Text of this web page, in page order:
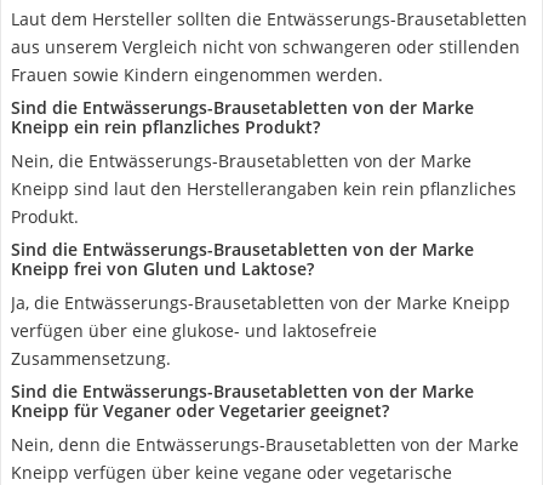
Laut dem Hersteller sollten die Entwässerungs-Brausetabletten
aus unserem Vergleich nicht von schwangeren oder stillenden
Frauen sowie Kindern eingenommen werden.
Sind die Entwässerungs-Brausetabletten von der Marke
Kneipp ein rein pflanzliches Produkt?
Nein, die Entwässerungs-Brausetabletten von der Marke
Kneipp sind laut den Herstellerangaben kein rein pflanzliches
Produkt.
Sind die Entwässerungs-Brausetabletten von der Marke
Kneipp frei von Gluten und Laktose?
Ja, die Entwässerungs-Brausetabletten von der Marke Kneipp
verfügen über eine glukose- und laktosefreie
Zusammensetzung.
Sind die Entwässerungs-Brausetabletten von der Marke
Kneipp für Veganer oder Vegetarier geeignet?
Nein, denn die Entwässerungs-Brausetabletten von der Marke
Kneipp verfügen über keine vegane oder vegetarische